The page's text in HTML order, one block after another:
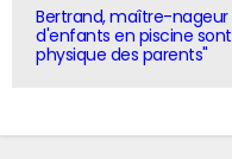
Bertrand, maître-nageur
d'enfants en piscine
physique des parents"